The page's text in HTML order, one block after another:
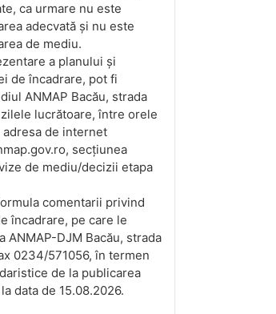
ca urmare nu este
adecvată și nu este
de mediu.
a planului și
de încadrare, pot fi
ANMAP Bacău, strada
lucrătoare, între orele
adresa de internet
secțiunea
de mediu/decizii etapa
comentarii privind
încadrare, pe care le
ANMAP-DJM Bacău, strada
0234/571056, în termen
de la publicarea
data de 15.08.2026.